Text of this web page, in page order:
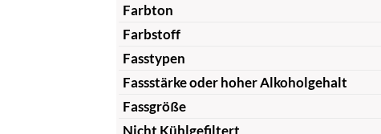
Farbton
Farbstoff
Fasstypen
Fassstärke oder hoher Alkoholgehalt
Fassgröße
Nicht Kühlgefiltert